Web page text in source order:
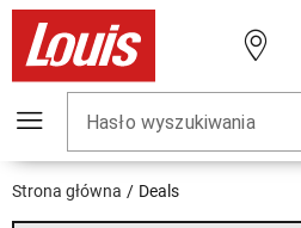
Hasło wyszukiwania
Strona główna Deals